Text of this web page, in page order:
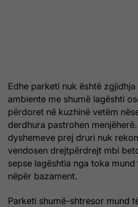
Edhe parketi nuk është
ambiente me shumë lagështi
përdoret në kuzhinë vetëm
derdhura pastrohen
dyshemeve prej druri nuk
vendosen drejtpërdrejt mbi
sepse lagështia nga toka
nëpër bazament.
Parketi shumë-shtresor mund